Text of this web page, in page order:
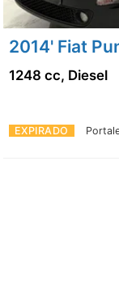
2014' Fiat
EXPIRADO
1248 cc, Diesel